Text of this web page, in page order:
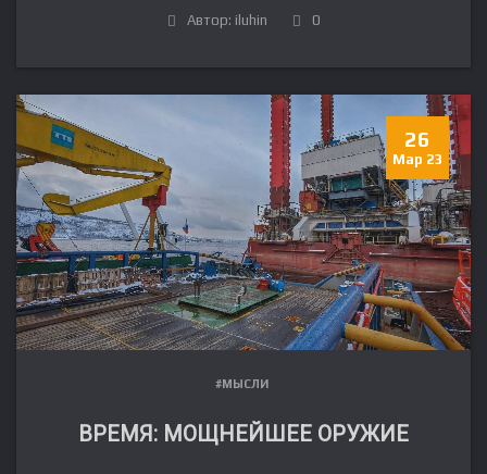
Автор: iluhin 0
26
Мар 23
#МЫСЛИ
ВРЕМЯ: МОЩНЕЙШЕЕ ОРУЖИЕ